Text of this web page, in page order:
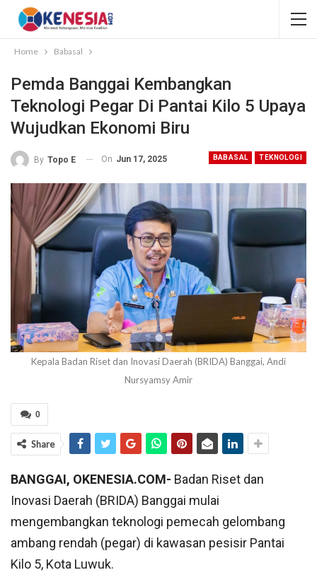
Home Babasal
Pemda Banggai Kembangkan
Teknologi Pegar Di Pantai Kilo 5 Upaya
Wujudkan Ekonomi Biru
BABASAL TEKNOLOGI
By Topo E On Jun 17, 2025
Kepala Badan Riset dan Inovasi Daerah (BRIDA) Banggai, Andi
Nursyamsy Amir
0
Share
BANGGAI, OKENESIA.COM- Badan Riset dan
Inovasi Daerah (BRIDA) Banggai mulai
mengembangkan teknologi pemecah gelombang
ambang rendah (pegar) di kawasan pesisir Pantai
Kilo 5, Kota Luwuk.